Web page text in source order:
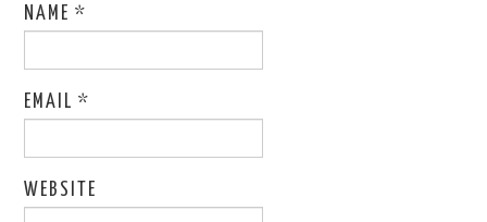
NAME*
EMAIL*
WEBSITE